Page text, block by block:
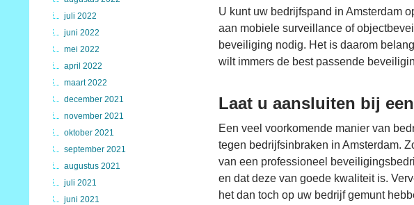
U kunt uw bedrijfspand in Amsterdam
aan mobiele surveillance of
beveiliging nodig. Het is daarom
wilt immers de best passende
Laat u aansluiten bij
Een veel voorkomende manier van
tegen bedrijfsinbraken in Amsterdam.
van een professioneel
en dat deze van goede kwaliteit is.
het dan toch op uw bedrijf gemunt
juli 2022
juni 2022
mei 2022
april 2022
maart 2022
december 2021
november 2021
oktober 2021
september 2021
augustus 2021
juli 2021
juni 2021